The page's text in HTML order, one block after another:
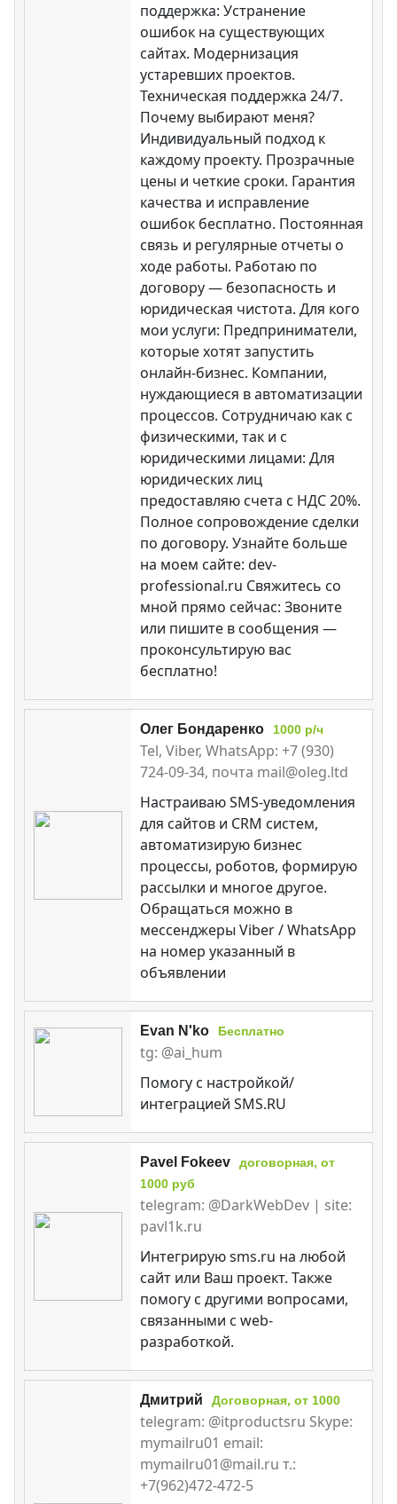
поддержка: Устранение
ошибок на существующих
сайтах. Модернизация
устаревших проектов.
Техническая поддержка 24/7.
Почему выбирают меня?
Индивидуальный подход к
каждому проекту. Прозрачные
цены и четкие сроки. Гарантия
качества и исправление
ошибок бесплатно. Постоянная
связь и регулярные отчеты о
ходе работы. Работаю по
договору — безопасность и
юридическая чистота. Для кого
мои услуги: Предприниматели,
которые хотят запустить
онлайн-бизнес. Компании,
нуждающиеся в автоматизации
процессов. Сотрудничаю как с
физическими, так и с
юридическими лицами: Для
юридических лиц
предоставляю счета с НДС 20%.
Полное сопровождение сделки
по договору. Узнайте больше
на моем сайте: dev-
professional.ru Свяжитесь со
мной прямо сейчас: Звоните
или пишите в сообщения —
проконсультирую вас
бесплатно!
Олег Бондаренко 1000 р/ч
Tel, Viber, WhatsApp: +7 (930)
724-09-34, почта mail@oleg.ltd
Настраиваю SMS-уведомления
для сайтов и CRM систем,
автоматизирую бизнес
процессы, роботов, формирую
рассылки и многое другое.
Обращаться можно в
мессенджеры Viber / WhatsApp
на номер указанный в
объявлении
Evan N'ko Бесплатно
tg: @ai_hum
Помогу с настройкой/
интеграцией SMS.RU
Pavel Fokeev
договорная, от
1000 руб
telegram: @DarkWebDev | site:
pavl1k.ru
Интегрирую sms.ru на любой
сайт или Ваш проект. Также
помогу с другими вопросами,
связанными с web-
разработкой.
Дмитрий Договорная, от 1000
telegram: @itproductsru Skype:
mymailru01 email:
mymailru01@mail.ru т.:
+7(962)472-472-5